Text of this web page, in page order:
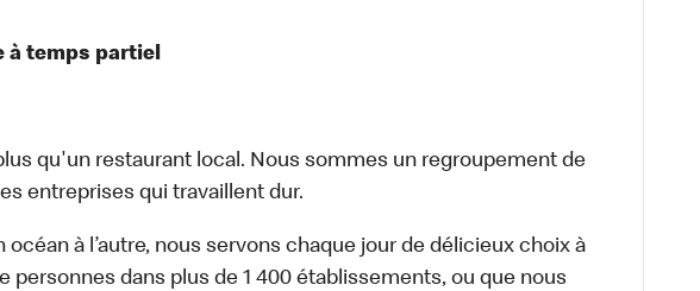
Santé et
à temps partiel
qu'un restaurant local. Nous sommes un regroupement de
entreprises qui travaillent dur.
océan à l’autre, nous servons chaque jour de délicieux choix à
personnes dans plus de 1 400 établissements, ou que nous